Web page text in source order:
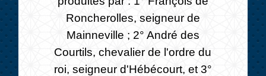
Roncherolles, seigneur de
Mainneville ; 2° André des
Courtils, chevalier de l'ordre du
roi, seigneur d'Hébécourt, et 3°